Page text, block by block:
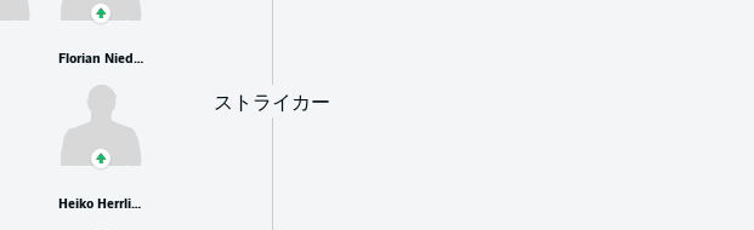
Florian Niederlechner
ストライカー
Heiko Herrlich